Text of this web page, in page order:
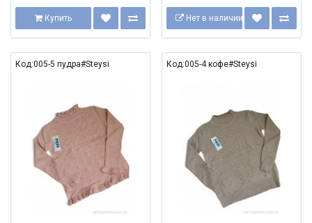
Купить Нет в наличии
Код:005-5 пудра#Steysi Код:005-4 кофе#Steysi